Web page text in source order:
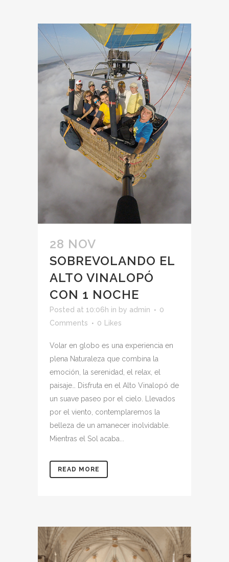
28 NOV
SOBREVOLANDO EL
ALTO VINALOPÓ
CON 1 NOCHE
Posted at 10:06h in by admin
0
Comments
0 Likes
Volar en globo es una experiencia en
plena Naturaleza que combina la
emoción, la serenidad, el relax, el
paisaje… Disfruta en el Alto Vinalopó de
un suave paseo por el cielo. Llevados
por el viento, contemplaremos la
belleza de un amanecer inolvidable.
Mientras el Sol acaba...
READ MORE